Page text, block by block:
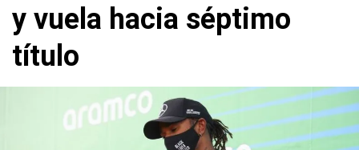
y vuela hacia séptimo
título